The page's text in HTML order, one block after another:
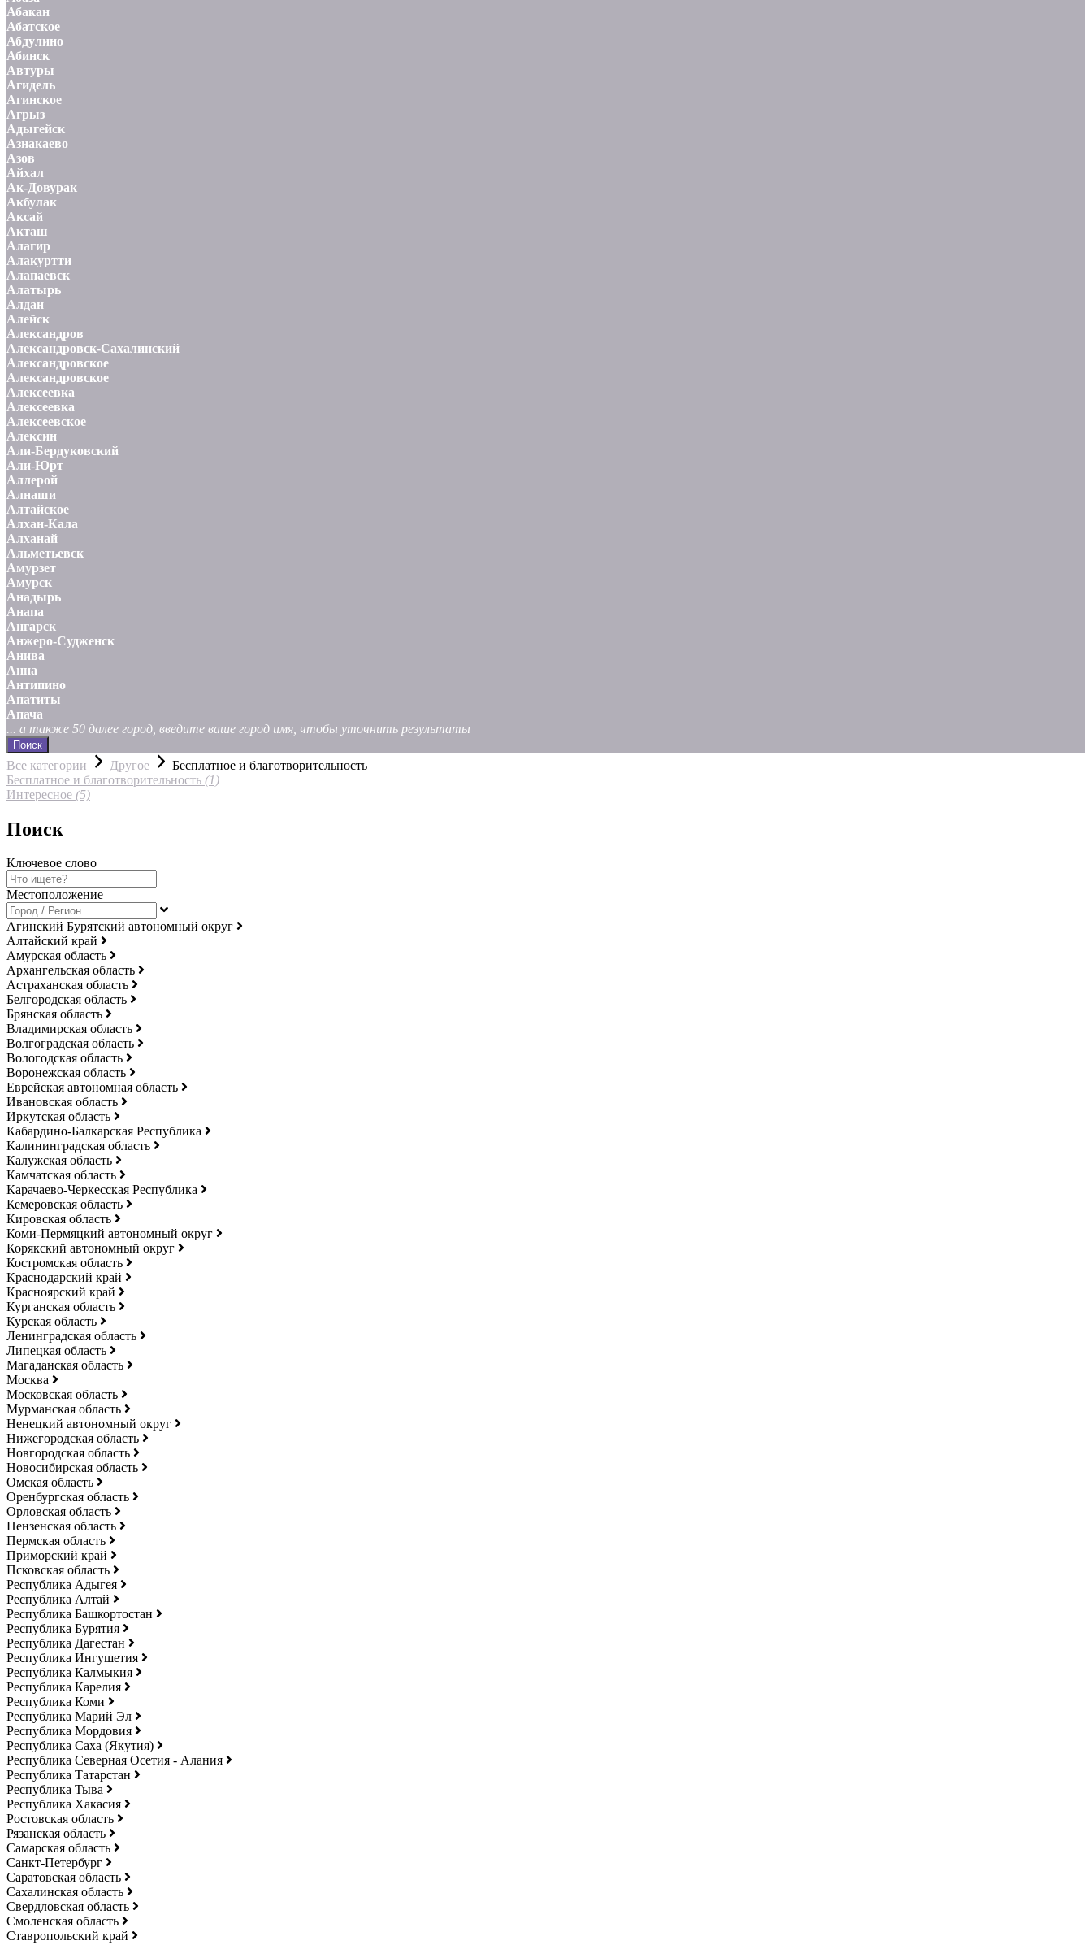
Абакан
Абатское
Абдулино
Абинск
Автуры
Агидель
Агинское
Агрыз
Адыгейск
Азнакаево
Азов
Айхал
Ак-Довурак
Акбулак
Аксай
Акташ
Алагир
Алакуртти
Алапаевск
Алатырь
Алдан
Алейск
Александров
Александровск-Сахалинский
Александровское
Александровское
Алексеевка
Алексеевка
Алексеевское
Алексин
Али-Бердуковский
Али-Юрт
Аллерой
Алнаши
Алтайское
Алхан-Кала
Алханай
Альметьевск
Амурзет
Амурск
Анадырь
Анапа
Ангарск
Анжеро-Судженск
Анива
Анна
Антипино
Апатиты
Апача
... а также 50 далее город, введите ваше город имя, чтобы уточнить результаты
Поиск
Все категории Другое
Бесплатное и благотворительность
Бесплатное и благотворительность (1)
Интересное (5)
Поиск
Ключевое слово
Местоположение
Агинский Бурятский автономный округ
Алтайский край
Амурская область
Архангельская область
Астраханская область
Белгородская область
Брянская область
Владимирская область
Волгоградская область
Вологодская область
Воронежская область
Еврейская автономная область
Ивановская область
Иркутская область
Кабардино-Балкарская Республика
Калининградская область
Калужская область
Камчатская область
Карачаево-Черкесская Республика
Кемеровская область
Кировская область
Коми-Пермяцкий автономный округ
Корякский автономный округ
Костромская область
Краснодарский край
Красноярский край
Курганская область
Курская область
Ленинградская область
Липецкая область
Магаданская область
Москва
Московская область
Мурманская область
Ненецкий автономный округ
Нижегородская область
Новгородская область
Новосибирская область
Омская область
Оренбургская область
Орловская область
Пензенская область
Пермская область
Приморский край
Псковская область
Республика Адыгея
Республика Алтай
Республика Башкортостан
Республика Бурятия
Республика Дагестан
Республика Ингушетия
Республика Калмыкия
Республика Карелия
Республика Коми
Республика Марий Эл
Республика Мордовия
Республика Саха (Якутия)
Республика Северная Осетия - Алания
Республика Татарстан
Республика Тыва
Республика Хакасия
Ростовская область
Рязанская область
Самарская область
Санкт-Петербург
Саратовская область
Сахалинская область
Свердловская область
Смоленская область
Ставропольский край